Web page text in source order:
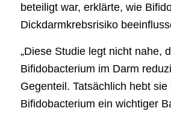
beteiligt war, erklärte, wie
Dickdarmkrebsrisiko
„Diese Studie legt nicht nahe,
Bifidobacterium im Darm
Gegenteil. Tatsächlich hebt sie
Bifidobacterium ein wichtiger